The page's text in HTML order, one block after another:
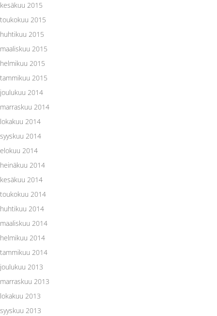
kesäkuu 2015
toukokuu 2015
huhtikuu 2015
maaliskuu 2015
helmikuu 2015
tammikuu 2015
joulukuu 2014
marraskuu 2014
lokakuu 2014
syyskuu 2014
elokuu 2014
heinäkuu 2014
kesäkuu 2014
toukokuu 2014
huhtikuu 2014
maaliskuu 2014
helmikuu 2014
tammikuu 2014
joulukuu 2013
marraskuu 2013
lokakuu 2013
syyskuu 2013